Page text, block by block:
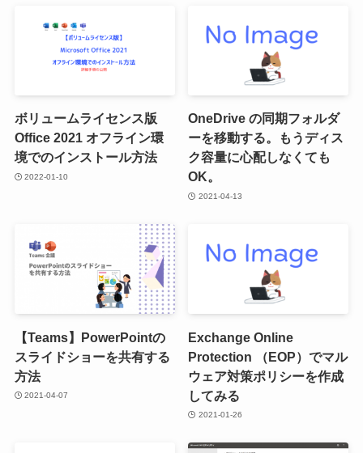
ボリュームライセンス版
Office 2021 オフライン環
境でのインストール方法
2022-01-10
OneDrive の同期フォルダ
ーを移動する。もうディス
ク容量に心配しなくても
OK。
2021-04-13
【Teams】PowerPointの
スライドショーを共有する
方法
2021-04-07
Exchange Online
Protection （EOP）でマル
ウェア対策ポリシーを作成
してみる
2021-01-26